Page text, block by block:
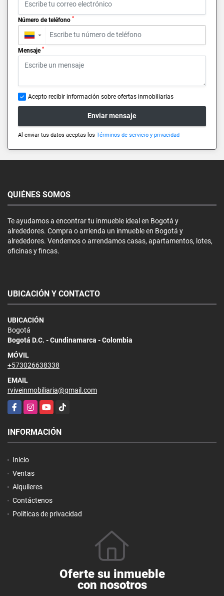
Número de teléfono *
▼
Mensaje *
Acepto recibir información sobre ofertas inmobiliarias
Enviar mensaje
Al enviar tus datos aceptas los Términos de servicio y privacidad
QUIÉNES SOMOS
Te ayudamos a encontrar tu inmueble ideal en Bogotá y
alrededores. Compra o arrienda un inmueble en Bogotá y
alrededores. Vendemos o arrendamos casas, apartamentos, lotes,
oficinas y fincas.
UBICACIÓN Y CONTACTO
UBICACIÓN
Bogotá
Bogotá D.C. - Cundinamarca - Colombia
MÓVIL
+573026638338
EMAIL
rviveinmobiliaria@gmail.com
FacebookInstagramYouTubeTikTok
INFORMACIÓN
Inicio
Ventas
Alquileres
Contáctenos
Políticas de privacidad
Oferte su inmueble
con nosotros